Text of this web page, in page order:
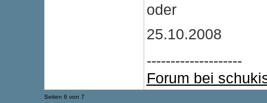
oder
25.10.2008
--------------------
Forum bei
Seiten 6 von 7